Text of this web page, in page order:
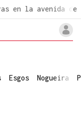
en la avenida de
Esgos Nogueira